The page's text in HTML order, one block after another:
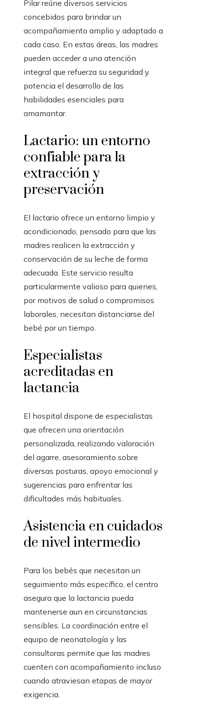
Pilar reúne diversos servicios
concebidos para brindar un
acompañamiento amplio y adaptado a
cada caso. En estas áreas, las madres
pueden acceder a una atención
integral que refuerza su seguridad y
potencia el desarrollo de las
habilidades esenciales para
amamantar.
Lactario: un entorno
confiable para la
extracción y
preservación
El lactario ofrece un entorno limpio y
acondicionado, pensado para que las
madres realicen la extracción y
conservación de su leche de forma
adecuada. Este servicio resulta
particularmente valioso para quienes,
por motivos de salud o compromisos
laborales, necesitan distanciarse del
bebé por un tiempo.
Especialistas
acreditadas en
lactancia
El hospital dispone de especialistas
que ofrecen una orientación
personalizada, realizando valoración
del agarre, asesoramiento sobre
diversas posturas, apoyo emocional y
sugerencias para enfrentar las
dificultades más habituales.
Asistencia en cuidados
de nivel intermedio
Para los bebés que necesitan un
seguimiento más específico, el centro
asegura que la lactancia pueda
mantenerse aun en circunstancias
sensibles. La coordinación entre el
equipo de neonatología y las
consultoras permite que las madres
cuenten con acompañamiento incluso
cuando atraviesan etapas de mayor
exigencia.